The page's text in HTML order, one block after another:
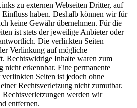
zu externen Webseiten Dritter, auf
haben. Deshalb können wir für
keine Gewähr übernehmen. Für die
ist stets der jeweilige Anbieter oder
Die verlinkten Seiten
Verlinkung auf mögliche
Rechtswidrige Inhalte waren zum
nicht erkennbar. Eine permanente
Seiten ist jedoch ohne
Rechtsverletzung nicht zumutbar.
werden wir
entfernen.